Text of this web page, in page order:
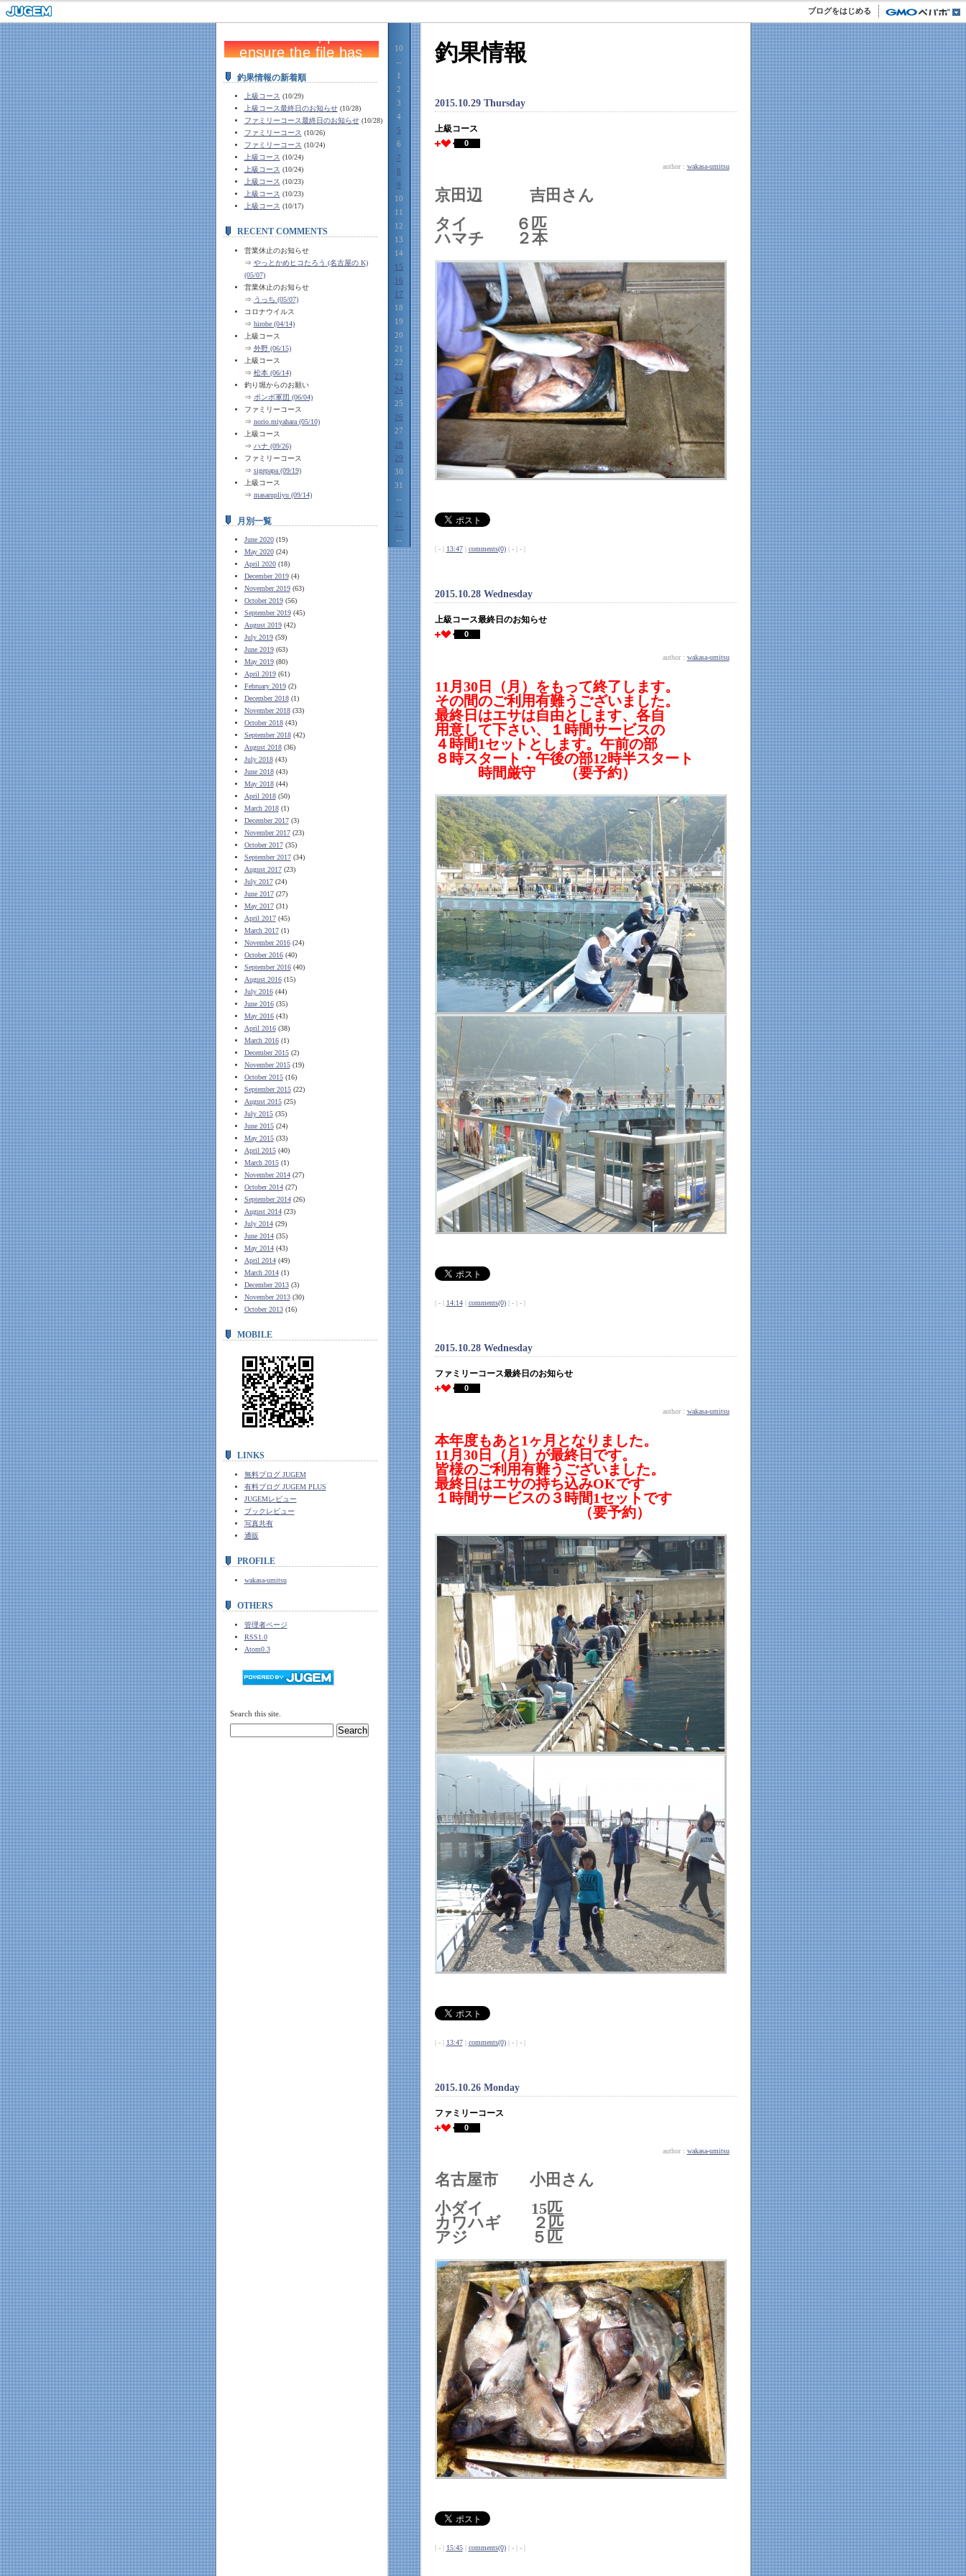
ブログをはじめる
釣果情報の新着順
上級コース (10/29)
上級コース最終日のお知らせ(10/28)
ファミリーコース最終日のお知らせ(10/28)
ファミリーコース (10/26)
ファミリーコース (10/24)
上級コース (10/24)
上級コース (10/24)
上級コース (10/23)
上級コース (10/23)
上級コース (10/17)
RECENT COMMENTS
営業休止のお知らせ
⇒ やっとかめヒコたろう (名古屋の K)
(05/07)
営業休止のお知らせ
⇒ うっち (05/07)
コロナウイルス
⇒ hirobe (04/14)
上級コース
⇒ 外野 (06/15)
上級コース
⇒ 松本 (06/14)
釣り堀からのお願い
⇒ ボンボ軍団 (06/04)
ファミリーコース
⇒ norio.miyahara (05/10)
上級コース
⇒ ハナ (09/26)
ファミリーコース
⇒ sigepapa (09/19)
上級コース
⇒ masarupliyu (09/14)
月別一覧
June 2020(19)
May 2020(24)
April 2020(18)
December 2019(4)
November 2019(63)
October 2019(56)
September 2019(45)
August 2019(42)
July 2019(59)
June 2019(63)
May 2019(80)
April 2019(61)
February 2019(2)
December 2018(1)
November 2018(33)
October 2018(43)
September 2018(42)
August 2018(36)
July 2018(43)
June 2018(43)
May 2018(44)
April 2018(50)
March 2018(1)
December 2017(3)
November 2017(23)
October 2017(35)
September 2017(34)
August 2017(23)
July 2017(24)
June 2017(27)
May 2017(31)
April 2017(45)
March 2017(1)
November 2016(24)
October 2016(40)
September 2016(40)
August 2016(15)
July 2016(44)
June 2016(35)
May 2016(43)
April 2016(38)
March 2016(1)
December 2015(2)
November 2015(19)
October 2015(16)
September 2015(22)
August 2015(25)
July 2015(35)
June 2015(24)
May 2015(33)
April 2015(40)
March 2015(1)
November 2014(27)
October 2014(27)
September 2014(26)
August 2014(23)
July 2014(29)
June 2014(35)
May 2014(43)
April 2014(49)
March 2014(1)
December 2013(3)
November 2013(30)
October 2013(16)
MOBILE
LINKS
無料ブログ JUGEM
有料ブログ JUGEM PLUS
JUGEMレビュー
ブックレビュー
写真共有
通販
PROFILE
wakasa-umitsu
OTHERS
管理者ページ
RSS1.0
Atom0.3
Search this site.
10
--
1
2
3
4
5
6
7
8
9
10
11
12
13
14
15
16
17
18
19
20
21
22
23
24
25
26
27
28
29
30
31
--
>>
<<
--
釣果情報
2015.10.29 Thursday
上級コース
0
author : wakasa-umitsu
京田辺 吉田さん
タイ ６匹
ハマチ ２本
| - | 13:47| comments(0)| - | - |
2015.10.28 Wednesday
上級コース最終日のお知らせ
0
author : wakasa-umitsu
11月30日（月）をもって終了します。
その間のご利用有難うございました。
最終日はエサは自由とします、各自
用意して下さい、１時間サービスの
４時間1セットとします。午前の部
８時スタート・午後の部12時半スタート
時間厳守 （要予約）
| - | 14:14| comments(0)| - | - |
2015.10.28 Wednesday
ファミリーコース最終日のお知らせ
0
author : wakasa-umitsu
本年度もあと1ヶ月となりました。
11月30日（月）が最終日です。
皆様のご利用有難うございました。
最終日はエサの持ち込みOKです
１時間サービスの３時間1セットです
（要予約）
| - | 13:47| comments(0)| - | - |
2015.10.26 Monday
ファミリーコース
0
author : wakasa-umitsu
名古屋市 小田さん
小ダイ 15匹
カワハギ ２匹
アジ ５匹
| - | 15:45| comments(0)| - | - |